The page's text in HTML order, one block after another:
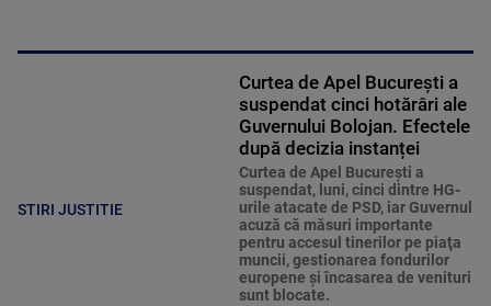
STIRI JUSTITIE
Curtea de Apel București a
suspendat cinci hotărâri ale
Guvernului Bolojan. Efectele
după decizia instanței
Curtea de Apel Bucureşti a
suspendat, luni, cinci dintre HG-
urile atacate de PSD, iar Guvernul
acuză că măsuri importante
pentru accesul tinerilor pe piaţa
muncii, gestionarea fondurilor
europene şi încasarea de venituri
sunt blocate.